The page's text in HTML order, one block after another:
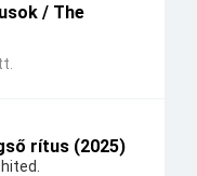
/ The
rítus (2025)